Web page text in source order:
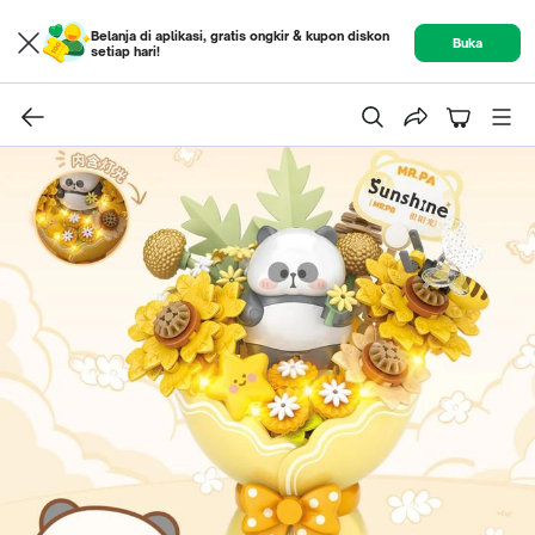
Belanja di aplikasi, gratis ongkir & kupon diskon
setiap hari!
Buka